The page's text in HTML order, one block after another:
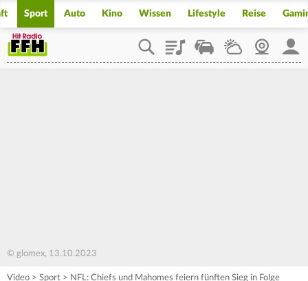
Sport Auto Kino Wissen Lifestyle Reise
PlaylistStaupilotWetterWebcam
© glomex, 13.10.2023
Video > Sport > NFL: Chiefs und Mahomes feiern fünften Sieg in Folge